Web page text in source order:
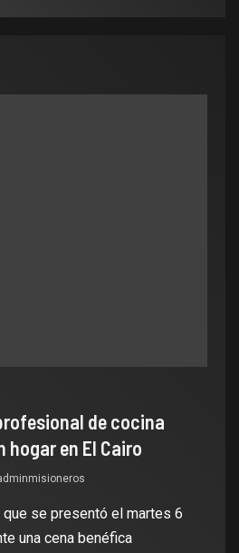
de cocina
hogar en El Cairo
se presentó el martes 6
una cena benéfica